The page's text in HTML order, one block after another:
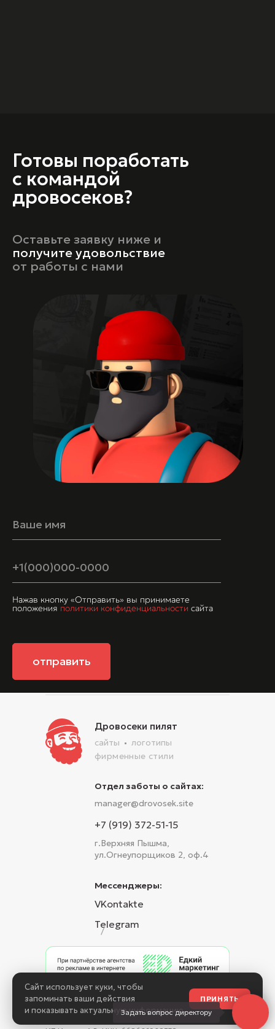
Задать вопрос директору
Сайт использует куки, чтобы
запоминать ваши действия
и показывать актуальную информацию.
ПРИНЯТЬ
Нажав кнопку «Отправить» вы принимаете
положения политики конфиденциальности сайта
отправить
Оставьте заявку ниже и
получитеудовольствие
от работы с нами
Готовы поработать
с командой
дровосеков?
Мессенджеры:
VKontakte
Telegram
/
Политика конфиденциальности
©Все права защищены. 2026
Отдел заботы о сайтах:
manager@drovosek.site
г.Верхняя Пышма,
ул.Огнеупорщиков 2, оф.4
+7 (919) 372-51-15
сайты
логотипы
фирменные стили
Дровосеки пилят